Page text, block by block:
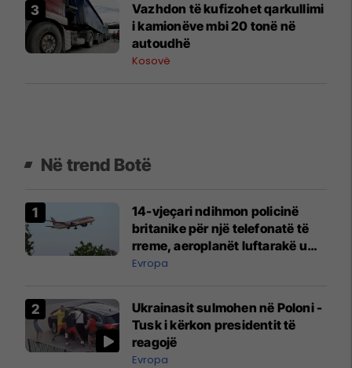
Vazhdon të kufizohet qarkullimi
i kamionëve mbi 20 tonë në
autoudhë
Kosovë
Në trend Botë
14-vjeçari ndihmon policinë
britanike për një telefonatë të
rreme, aeroplanët luftarakë u
ngritën në ajër për të
Mançesterit
Evropa
Ukrainasit sulmohen në Poloni -
Tusk i kërkon presidentit të
reagojë
Evropa